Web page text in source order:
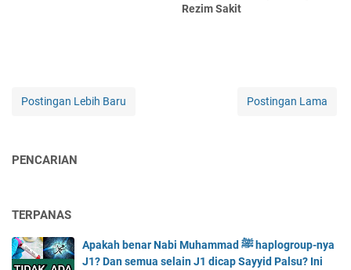
Rezim Sakit
Postingan Lebih Baru Postingan Lama
PENCARIAN
TERPANAS
Apakah benar Nabi Muhammad ﷺ haplogroup-nya
J1? Dan semua selain J1 dicap Sayyid Palsu? Ini